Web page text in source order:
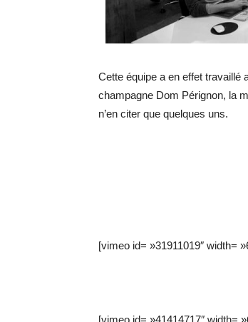
Cette équipe a en effet
champagne Dom Pérignon, la
n’en citer que quelques uns.
[vimeo id= »31911019″ width=
[vimeo id= »41414717″ width=